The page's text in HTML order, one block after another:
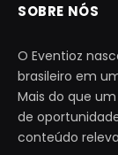
SOBRE NÓS
O Eventioz
brasileiro em
Mais do que
de
conteúdo